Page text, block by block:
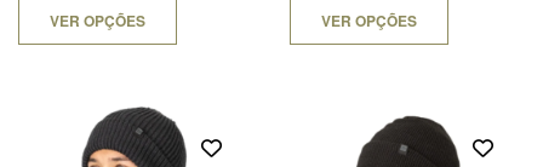
VER OPÇÕES VER OPÇÕES